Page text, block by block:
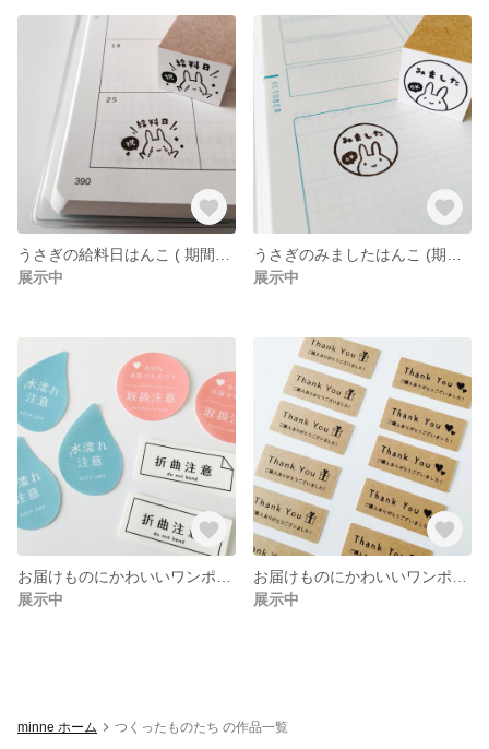
展示中
展示中
展示中
展示中
minne ホーム つくったものたち の作品一覧